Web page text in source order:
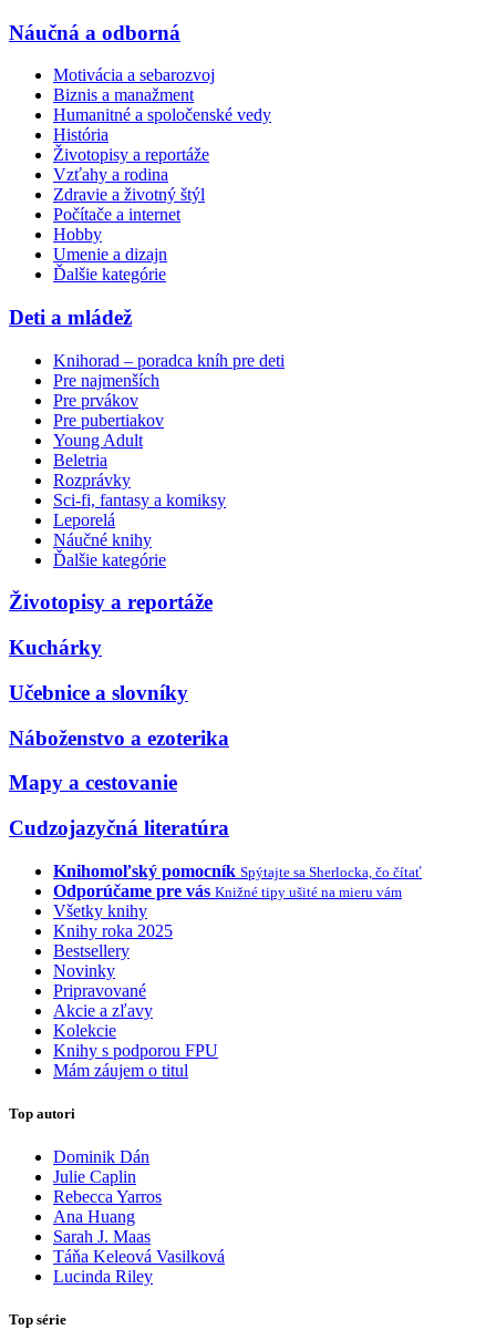
Náučná a odborná
Motivácia a sebarozvoj
Biznis a manažment
Humanitné a spoločenské vedy
História
Životopisy a reportáže
Vzťahy a rodina
Zdravie a životný štýl
Počítače a internet
Hobby
Umenie a dizajn
Ďalšie kategórie
Deti a mládež
Knihorad – poradca kníh pre deti
Pre najmenších
Pre prvákov
Pre pubertiakov
Young Adult
Beletria
Rozprávky
Sci-fi, fantasy a komiksy
Leporelá
Náučné knihy
Ďalšie kategórie
Životopisy a reportáže
Kuchárky
Učebnice a slovníky
Náboženstvo a ezoterika
Mapy a cestovanie
Cudzojazyčná literatúra
Knihomoľský pomocník Spýtajte sa Sherlocka, čo čítať
Odporúčame pre vás Knižné tipy ušité na mieru vám
Všetky knihy
Knihy roka 2025
Bestsellery
Novinky
Pripravované
Akcie a zľavy
Kolekcie
Knihy s podporou FPU
Mám záujem o titul
Top autori
Dominik Dán
Julie Caplin
Rebecca Yarros
Ana Huang
Sarah J. Maas
Táňa Keleová Vasilková
Lucinda Riley
Top série